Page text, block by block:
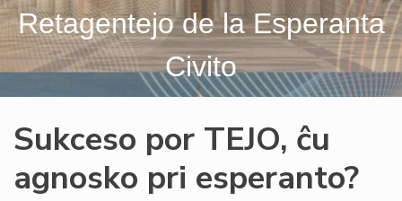
Retagentejo de la Esperanta
Civito
Sukceso por TEJO, ĉu
agnosko pri esperanto?